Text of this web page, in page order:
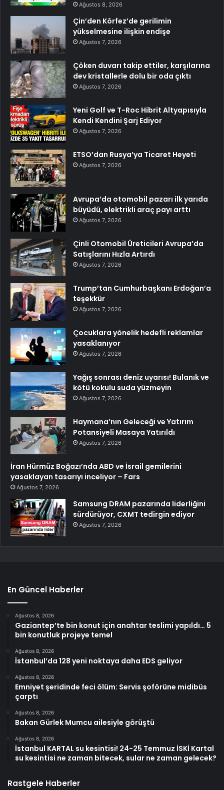
Ağustos 8, 2026
Çin’den Körfez’de gerilimin
yükselmesine ilişkin endişe
Ağustos 7, 2026
Çöken duvarı takip ettiler, karşılarına
dev kristallerle dolu bir oda çıktı
Ağustos 7, 2026
Yeni Golf ve T-Roc Hibrit Altyapısıyla
Kendi Kendini Şarj Ediyor
Ağustos 7, 2026
ETSO’dan Rusya’ya Ticaret Heyeti
Ağustos 7, 2026
Avrupa’da otomobil pazarı ilk yarıda
büyüdü, elektrikli araç payı arttı
Ağustos 7, 2026
Çinli Otomobil Üreticileri Avrupa’da
Satışlarını Hızla Artırdı
Ağustos 7, 2026
Trump’tan Cumhurbaşkanı Erdoğan’a
teşekkür
Ağustos 7, 2026
Çocuklara yönelik hedefli reklamlar
yasaklanıyor
Ağustos 7, 2026
Yağış sonrası deniz uyarısı! Bulanık ve
kötü kokulu suda yüzmeyin
Ağustos 7, 2026
Haymana’nın Geleceği ve Yatırım
Potansiyeli Masaya Yatırıldı
Ağustos 7, 2026
İran Hürmüz Boğazı’nda ABD ve İsrail gemilerini
yasaklayan tasarıyı inceliyor – Fars
Ağustos 7, 2026
Samsung DRAM pazarında liderliğini
sürdürüyor, CXMT tedirgin ediyor
Ağustos 7, 2026
En Güncel Haberler
Ağustos 8, 2026
Gaziantep’te bin konut için anahtar teslimi yapıldı… 5
bin konutluk projeye temel
Ağustos 8, 2026
İstanbul’da 128 yeni noktaya daha EDS geliyor
Ağustos 8, 2026
Emniyet şeridinde feci ölüm: Servis şoförüne midibüs
çarptı
Ağustos 8, 2026
Bakan Gürlek Mumcu ailesiyle görüştü
Ağustos 8, 2026
İstanbul KARTAL su kesintisi! 24-25 Temmuz İSKİ Kartal
su kesintisi ne zaman bitecek, sular ne zaman gelecek?
Rastgele Haberler